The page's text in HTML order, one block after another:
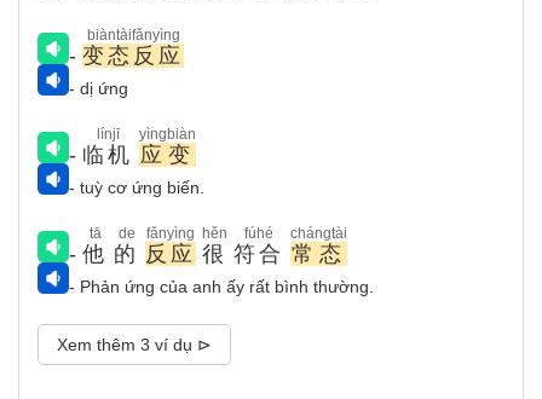
- 变态反应
biàntàifǎnyìng
- dị ứng
- 临机
línjī
应变
yìngbiàn
- tuỳ cơ ứng biến.
- 他
tā
的
de
反应
fǎnyìng
很
hěn
符合
fúhé
常态
chángtài
- Phản ứng của anh ấy rất bình thường.
Xem thêm 3 ví dụ ⊳